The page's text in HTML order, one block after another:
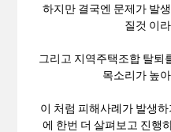
하지만 결국엔 문제가 발
질것 이
그리고 지역주택조합 탈퇴
목소리가 높
이 처럼 피해사례가 발생
에 한번 더 살펴보고 진행